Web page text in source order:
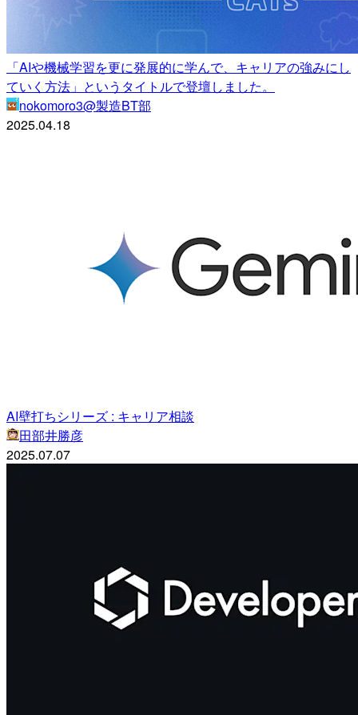
「AIや機械学習を更に発展的に学んで、キャリアの強みにし
ていく方法」というタイトルで登壇しました。
nokomoro3@製造BT部
2025.04.18
AI壁打ちシリーズ : キャリア相談
田部井勝彦
2025.07.07